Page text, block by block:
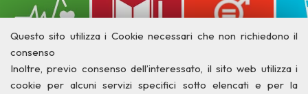
Questo sito utilizza i Cookie necessari che non richiedono il
consenso
Inoltre, previo consenso dell’interessato, il sito web utilizza i
cookie per alcuni servizi specifici sotto elencati e per la